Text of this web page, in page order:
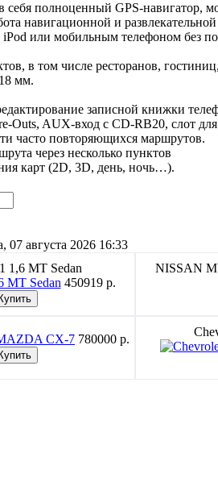
себя полноценный GPS-навигатор,
навигационной и развлекательной
iPod или мобильным телефоном без
в том числе ресторанов,
мм.
записной книжки
Outs, AUX-вход с CD-RB20, слот
часто повторяющихся маршрутов.
через несколько пунктов
карт (2D, 3D, день, ночь…).
августа 2026 16:33
1,6 MT Sedan
450919 p.
NISSAN
780000 p.